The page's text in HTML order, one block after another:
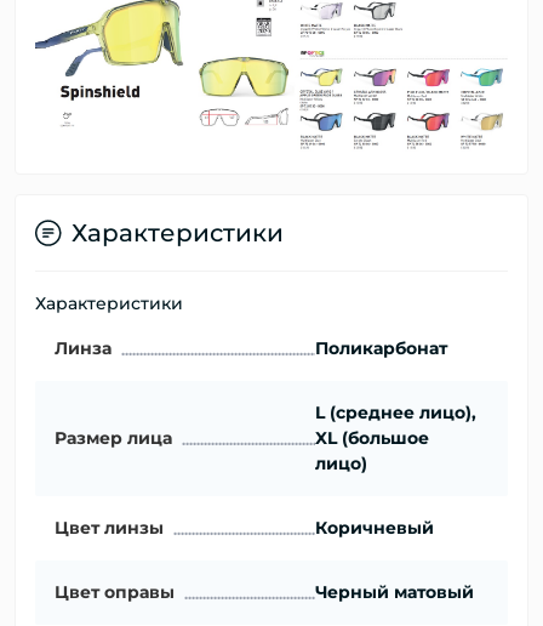
Характеристики
Характеристики
Линза Поликарбонат
Размер лица
L (среднее лицо),
XL (большое
лицо)
Цвет линзы Коричневый
Цвет оправы Черный матовый